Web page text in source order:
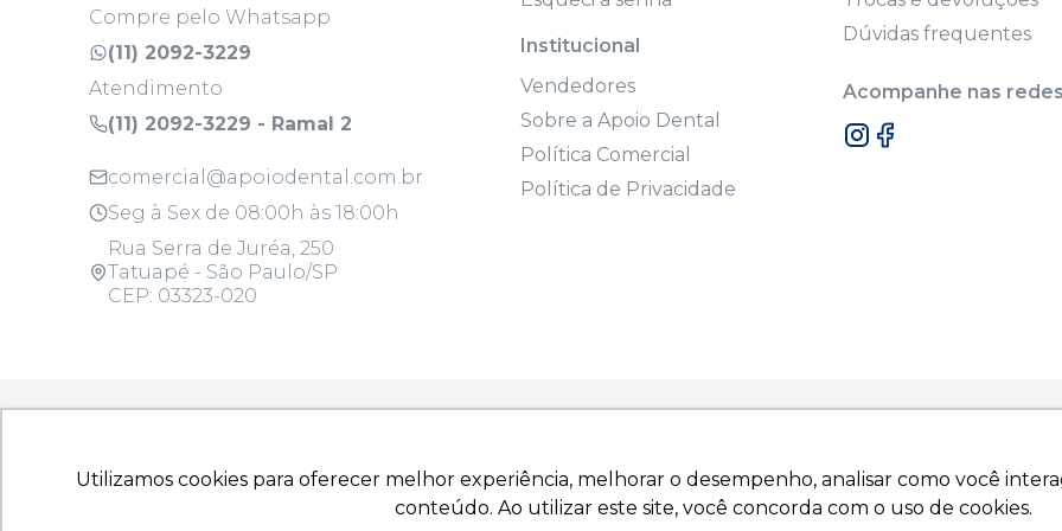
Utilizamos cookies para oferecer melhor experiência, melhorar o desempenho, analisar como você
conteúdo. Ao utilizar este site, você concorda com o uso de cookies.
Utilizamos cookies para oferecer melhor experiência, melhorar o desempenho, analisar como você
conteúdo. Ao utilizar este site, você concorda com o uso de cookies.
Compre pelo Whatsapp
(11) 2092-3229
Atendimento
(11) 2092-3229 - Ramal 2
comercial@apoiodental.com.br
Seg à Sex de 08:00h às 18:00h
Rua Serra de Juréa, 250
Tatuapé - São Paulo/SP
CEP: 03323-020
Institucional
Vendedores
Sobre a Apoio Dental
Política Comercial
Política de Privacidade
Dúvidas frequentes
Acompanhe nas
Copyright © 2025 - Todos os direitos reservados | www.apoiodental.com.br | Apoio Dental Comércio de
10.925.214/0001-22 | Rua Serra de Juréa, 250 - Tatuapé - São Paulo - SP - CEP 03323-020 | N° de Autorização de